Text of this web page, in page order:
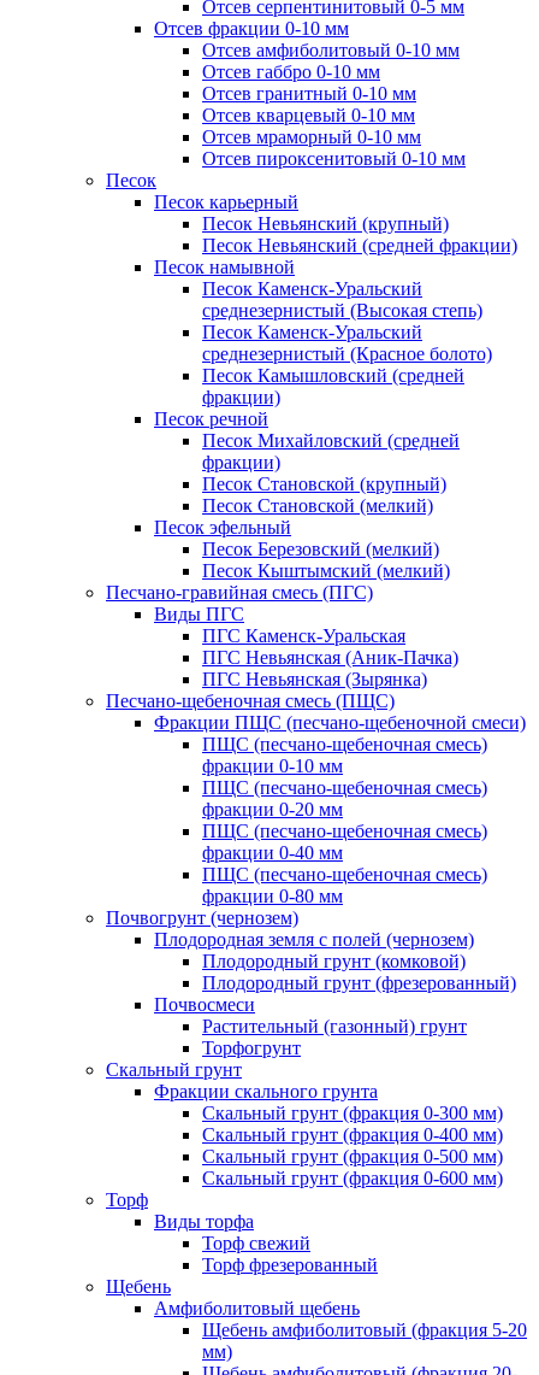
Отсев серпентинитовый 0-5 мм
Отсев фракции 0-10 мм
Отсев амфиболитовый 0-10 мм
Отсев габбро 0-10 мм
Отсев гранитный 0-10 мм
Отсев кварцевый 0-10 мм
Отсев мраморный 0-10 мм
Отсев пироксенитовый 0-10 мм
Песок
Песок карьерный
Песок Невьянский (крупный)
Песок Невьянский (средней фракции)
Песок намывной
Песок Каменск-Уральский
среднезернистый (Высокая степь)
Песок Каменск-Уральский
среднезернистый (Красное болото)
Песок Камышловский (средней
фракции)
Песок речной
Песок Михайловский (средней
фракции)
Песок Становской (крупный)
Песок Становской (мелкий)
Песок эфельный
Песок Березовский (мелкий)
Песок Кыштымский (мелкий)
Песчано-гравийная смесь (ПГС)
Виды ПГС
ПГС Каменск-Уральская
ПГС Невьянская (Аник-Пачка)
ПГС Невьянская (Зырянка)
Песчано-щебеночная смесь (ПЩС)
Фракции ПЩС (песчано-щебеночной смеси)
ПЩС (песчано-щебеночная смесь)
фракции 0-10 мм
ПЩС (песчано-щебеночная смесь)
фракции 0-20 мм
ПЩС (песчано-щебеночная смесь)
фракции 0-40 мм
ПЩС (песчано-щебеночная смесь)
фракции 0-80 мм
Почвогрунт (чернозем)
Плодородная земля с полей (чернозем)
Плодородный грунт (комковой)
Плодородный грунт (фрезерованный)
Почвосмеси
Растительный (газонный) грунт
Торфогрунт
Скальный грунт
Фракции скального грунта
Скальный грунт (фракция 0-300 мм)
Скальный грунт (фракция 0-400 мм)
Скальный грунт (фракция 0-500 мм)
Скальный грунт (фракция 0-600 мм)
Торф
Виды торфа
Торф свежий
Торф фрезерованный
Щебень
Амфиболитовый щебень
Щебень амфиболитовый (фракция 5-20
мм)